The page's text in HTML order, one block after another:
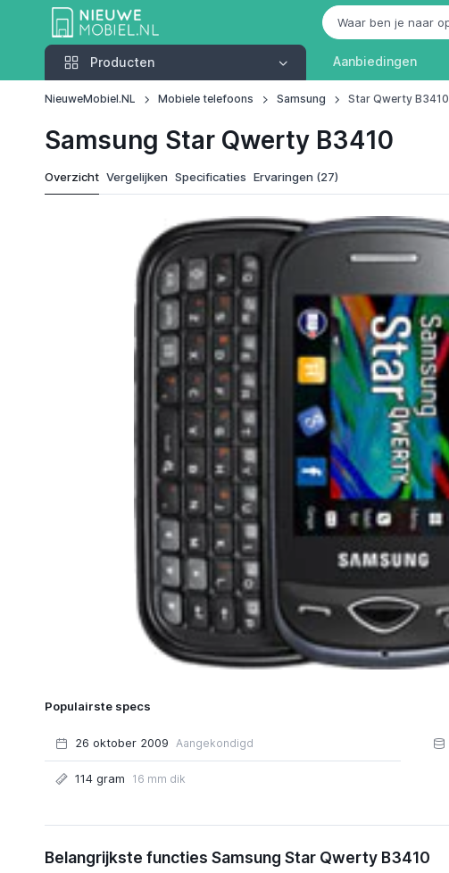
Producten
Producten Aanbiedingen
NieuweMobiel.NL Mobiele telefoons Samsung Star Qwerty B3410
Samsung Star Qwerty B3410
Overzicht Vergelijken Specificaties Ervaringen (27)
Populairste specs
26 oktober 2009 Aangekondigd
114 gram 16 mm dik
Belangrijkste functies Samsung Star Qwerty B3410